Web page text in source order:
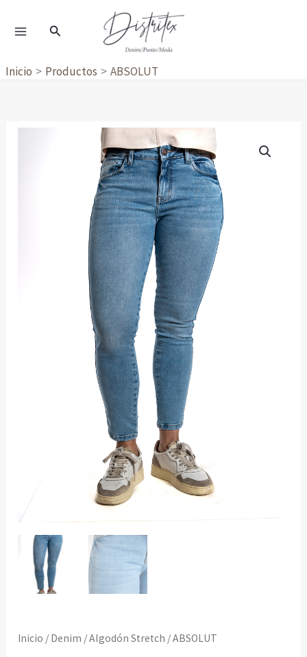
Buscar
Inicio Productos ABSOLUT
Inicio / Denim /Algodón Stretch / ABSOLUT